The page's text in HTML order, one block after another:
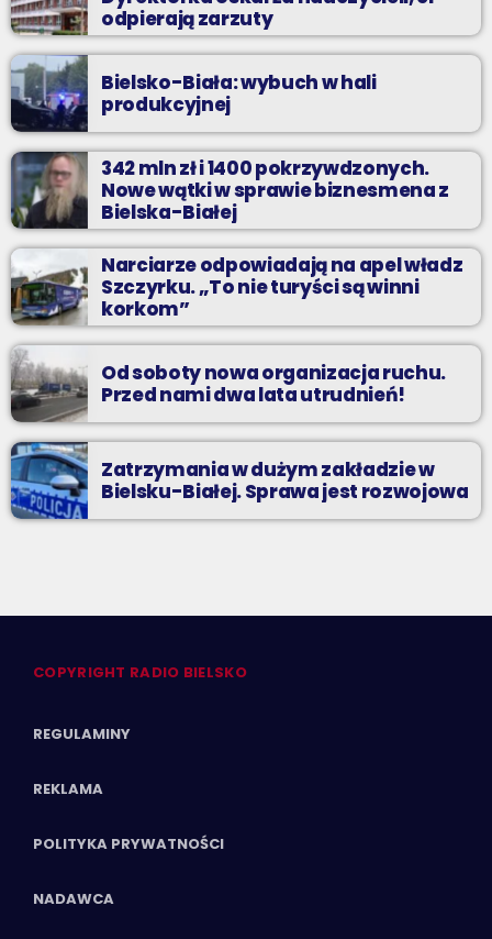
odpierają zarzuty
Bielsko-Biała: wybuch w hali
produkcyjnej
342 mln zł i 1400 pokrzywdzonych.
Nowe wątki w sprawie biznesmena z
Bielska-Białej
Narciarze odpowiadają na apel władz
Szczyrku. „To nie turyści są winni
korkom”
Od soboty nowa organizacja ruchu.
Przed nami dwa lata utrudnień!
Zatrzymania w dużym zakładzie w
Bielsku-Białej. Sprawa jest rozwojowa
COPYRIGHT RADIO BIELSKO
REGULAMINY
REKLAMA
POLITYKA PRYWATNOŚCI
NADAWCA